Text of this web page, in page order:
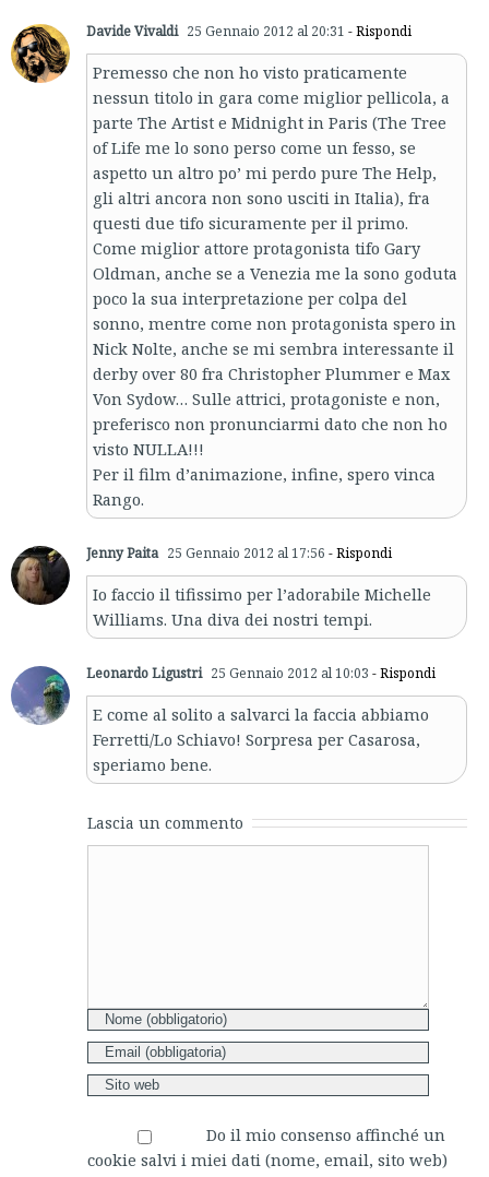
Davide Vivaldi 25 Gennaio 2012 al 20:31 - Rispondi
Premesso che non ho visto praticamente
nessun titolo in gara come miglior pellicola, a
parte The Artist e Midnight in Paris (The Tree
of Life me lo sono perso come un fesso, se
aspetto un altro po’ mi perdo pure The Help,
gli altri ancora non sono usciti in Italia), fra
questi due tifo sicuramente per il primo.
Come miglior attore protagonista tifo Gary
Oldman, anche se a Venezia me la sono goduta
poco la sua interpretazione per colpa del
sonno, mentre come non protagonista spero in
Nick Nolte, anche se mi sembra interessante il
derby over 80 fra Christopher Plummer e Max
Von Sydow… Sulle attrici, protagoniste e non,
preferisco non pronunciarmi dato che non ho
visto NULLA!!!
Per il film d’animazione, infine, spero vinca
Rango.
Jenny Paita 25 Gennaio 2012 al 17:56 - Rispondi
Io faccio il tifissimo per l’adorabile Michelle
Williams. Una diva dei nostri tempi.
Leonardo Ligustri 25 Gennaio 2012 al 10:03 - Rispondi
E come al solito a salvarci la faccia abbiamo
Ferretti/Lo Schiavo! Sorpresa per Casarosa,
speriamo bene.
Lascia un commento
Do il mio consenso affinché un
cookie salvi i miei dati (nome, email, sito web)